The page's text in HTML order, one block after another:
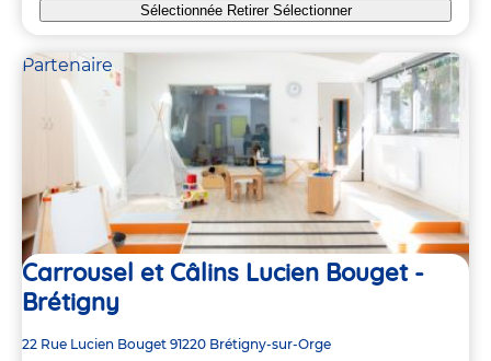
Sélectionnée Retirer Sélectionner
Partenaire
Carrousel et Câlins Lucien Bouget -
Brétigny
Adresse
22 Rue Lucien Bouget 91220 Brétigny-sur-Orge